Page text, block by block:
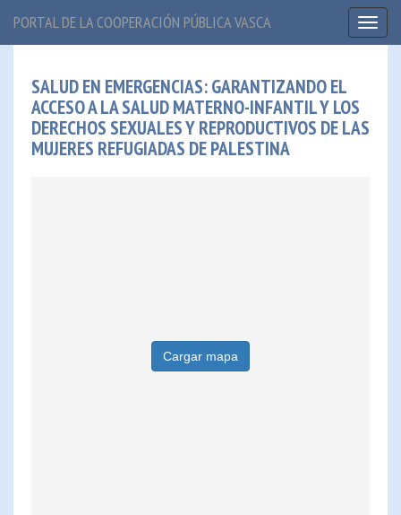
PORTAL DE LA COOPERACIÓN PÚBLICA VASCA
SALUD EN EMERGENCIAS: GARANTIZANDO EL
ACCESO A LA SALUD MATERNO-INFANTIL Y LOS
DERECHOS SEXUALES Y REPRODUCTIVOS DE LAS
MUJERES REFUGIADAS DE PALESTINA
Cargar mapa